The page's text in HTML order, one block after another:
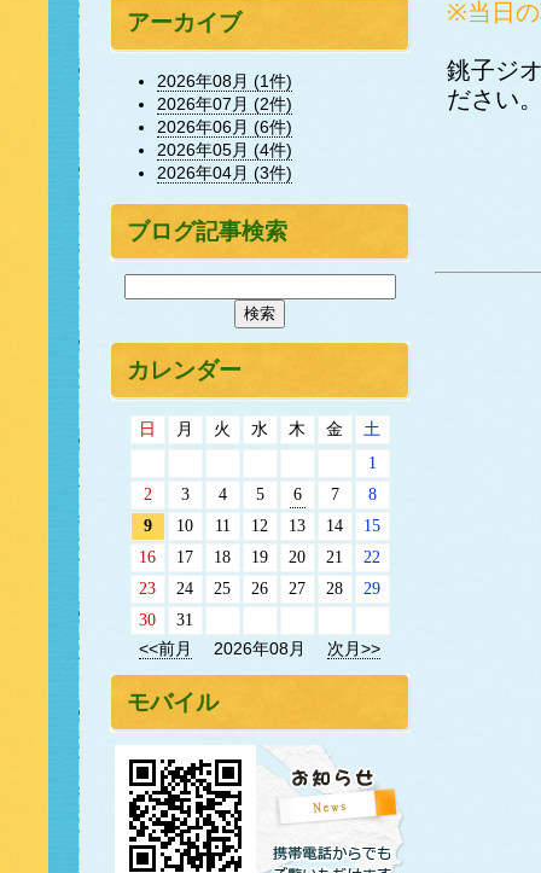
※当日
銚子ジ
ださい
アーカイブ
2026年08月 (1件)
2026年07月 (2件)
2026年06月 (6件)
2026年05月 (4件)
2026年04月 (3件)
ブログ記事検索
カレンダー
日 月 火 水 木 金
土
1
2
3 4 5 6 7
8
9
10 11 12 13 14
15
16
17 18 19 20 21
22
23
24 25 26 27 28
29
30
31
<<前月
2026年08月 次月>>
モバイル